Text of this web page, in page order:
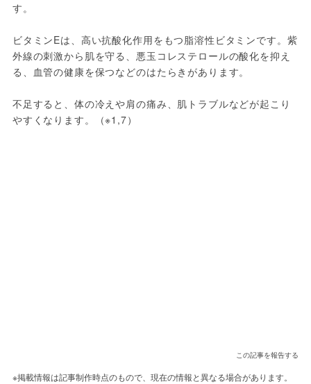
す。
ビタミンEは、高い抗酸化作用をもつ脂溶性ビタミンです。紫
外線の刺激から肌を守る、悪玉コレステロールの酸化を抑え
る、血管の健康を保つなどのはたらきがあります。
不足すると、体の冷えや肩の痛み、肌トラブルなどが起こり
やすくなります。（※1,7）
この記事を報告する
※掲載情報は記事制作時点のもので、現在の情報と異なる場合があります。